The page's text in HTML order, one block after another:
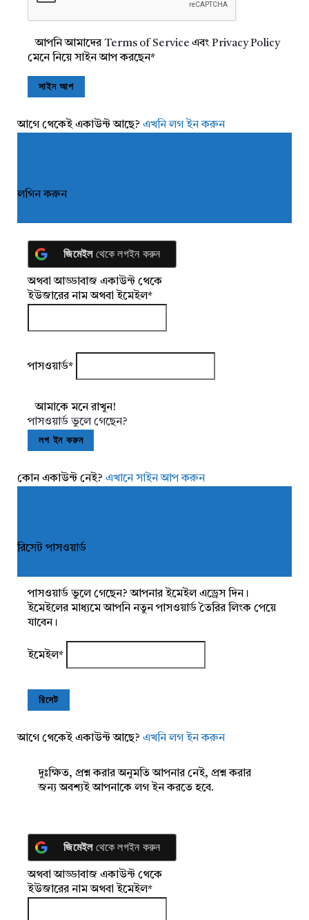
আপনি আমাদেরTerms of ServiceএবংPrivacy Policy
মেনে নিয়ে সাইন আপ করছেন*
আগে থেকেই একাউন্ট আছে?এখনি লগ ইন করুন
লগিন করুন
জিমেইলথেকে লগইন করুন
অথবা আড্ডাবাজ একাউন্ট থেকে
ইউজারের নাম অথবা ইমেইল*
পাসওয়ার্ড*
আমাকে মনে রাখুন!
পাসওয়ার্ড ভুলে গেছেন?
কোন একাউন্ট নেই?এখানে সাইন আপ করুন
রিসেট পাসওয়ার্ড
পাসওয়ার্ড ভুলে গেছেন? আপনার ইমেইল এড্রেস দিন।
ইমেইলের মাধ্যমে আপনি নতুন পাসওয়ার্ড তৈরির লিংক পেয়ে
যাবেন।
ইমেইল*
আগে থেকেই একাউন্ট আছে?এখনি লগ ইন করুন
দুঃক্ষিত, প্রশ্ন করার অনুমতি আপনার নেই, প্রশ্ন করার
জন্য অবশ্যই আপনাকে লগ ইন করতে হবে.
জিমেইলথেকে লগইন করুন
অথবা আড্ডাবাজ একাউন্ট থেকে
ইউজারের নাম অথবা ইমেইল*